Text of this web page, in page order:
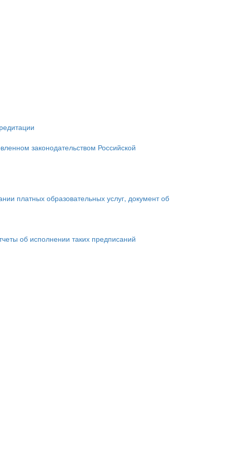
законодательством Российской
платных образовательных услуг, документ об
об исполнении таких предписаний